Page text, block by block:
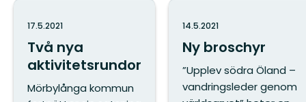
Två nya
aktivitetsrundor
17.5.2021
Mörbylånga kommun
Ny broschyr
14.5.2021
”Upplev södra Öland –
vandringsleder genom